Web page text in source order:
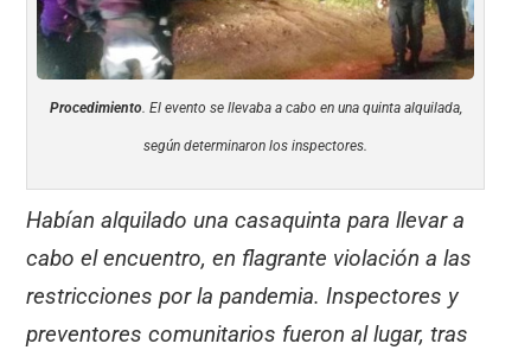
Procedimiento . El evento se llevaba a cabo en una quinta alquilada,
según determinaron los inspectores.
Habían alquilado una casaquinta para llevar a
cabo el encuentro, en flagrante violación a las
restricciones por la pandemia. Inspectores y
preventores comunitarios fueron al lugar, tras